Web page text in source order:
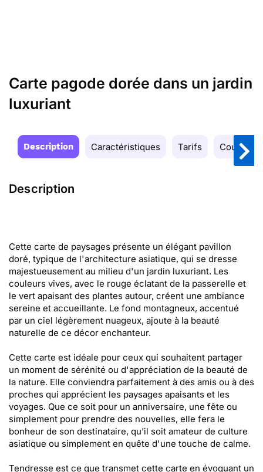
Carte pagode dorée dans un jardin
luxuriant
Description Caractéristiques Tarifs Couleurs
Description
Cette carte de paysages présente un élégant pavillon
doré, typique de l'architecture asiatique, qui se dresse
majestueusement au milieu d'un jardin luxuriant. Les
couleurs vives, avec le rouge éclatant de la passerelle et
le vert apaisant des plantes autour, créent une ambiance
sereine et accueillante. Le fond montagneux, accentué
par un ciel légèrement nuageux, ajoute à la beauté
naturelle de ce décor enchanteur.
Cette carte est idéale pour ceux qui souhaitent partager
un moment de sérénité ou d'appréciation de la beauté de
la nature. Elle conviendra parfaitement à des amis ou à des
proches qui apprécient les paysages apaisants et les
voyages. Que ce soit pour un anniversaire, une fête ou
simplement pour prendre des nouvelles, elle fera le
bonheur de son destinataire, qu’il soit amateur de culture
asiatique ou simplement en quête d'une touche de calme.
Tendresse est ce que transmet cette carte en évoquant un